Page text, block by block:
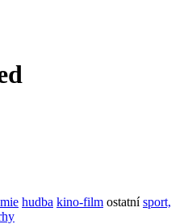
hudba kino-film ostatní sport,